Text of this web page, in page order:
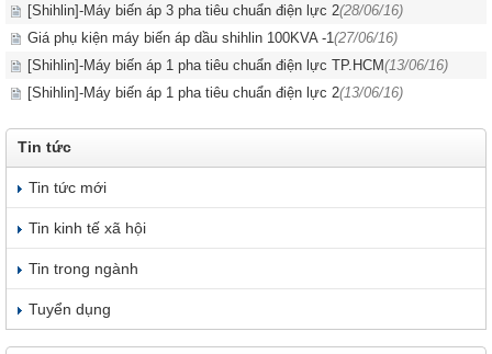
[Shihlin]-Máy biến áp 3 pha tiêu chuẩn điện lực 2(28/06/16)
Giá phụ kiện máy biến áp dầu shihlin 100KVA -1(27/06/16)
[Shihlin]-Máy biến áp 1 pha tiêu chuẩn điện lực TP.HCM(13/06/16)
[Shihlin]-Máy biến áp 1 pha tiêu chuẩn điện lực 2(13/06/16)
Tin tức
Tin tức mới
Tin kinh tế xã hội
Tin trong ngành
Tuyển dụng